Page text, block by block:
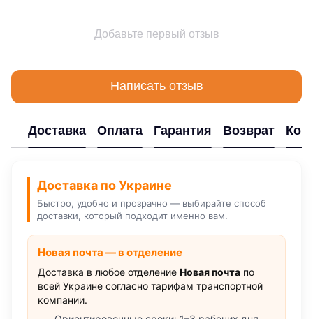
Добавьте первый отзыв
Написать отзыв
Доставка Оплата Гарантия Возврат
Доставка по Украине
Быстро, удобно и прозрачно — выбирайте способ
доставки, который подходит именно вам.
Новая почта — в отделение
Доставка в любое отделение Новая почта по
всей Украине согласно тарифам транспортной
компании.